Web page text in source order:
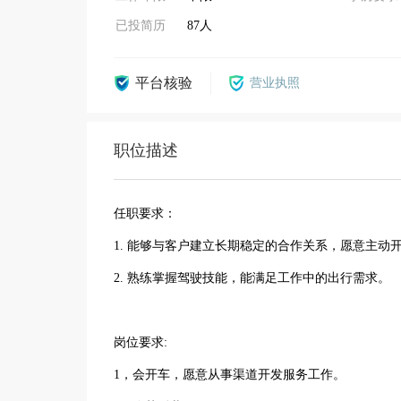
已投简历 87人
平台核验 营业执照
职位描述
任职要求：
1. 能够与客户建立长期稳定的合作关系，愿意主动开
2. 熟练掌握驾驶技能，能满足工作中的出行需求。
岗位要求:
1，会开车，愿意从事渠道开发服务工作。